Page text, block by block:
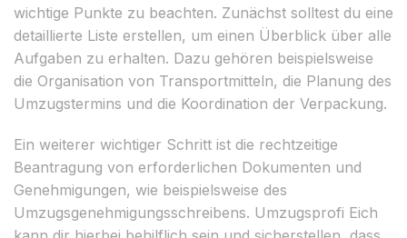
wichtige Punkte zu beachten. Zunächst solltest du eine
detaillierte Liste erstellen, um einen Überblick über alle
Aufgaben zu erhalten. Dazu gehören beispielsweise
die Organisation von Transportmitteln, die Planung des
Umzugstermins und die Koordination der Verpackung.
Ein weiterer wichtiger Schritt ist die rechtzeitige
Beantragung von erforderlichen Dokumenten und
Genehmigungen, wie beispielsweise des
Umzugsgenehmigungsschreibens. Umzugsprofi Eich